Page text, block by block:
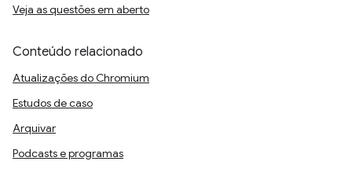
Veja as questões em aberto
Conteúdo relacionado
Atualizações do Chromium
Estudos de caso
Arquivar
Podcasts e programas